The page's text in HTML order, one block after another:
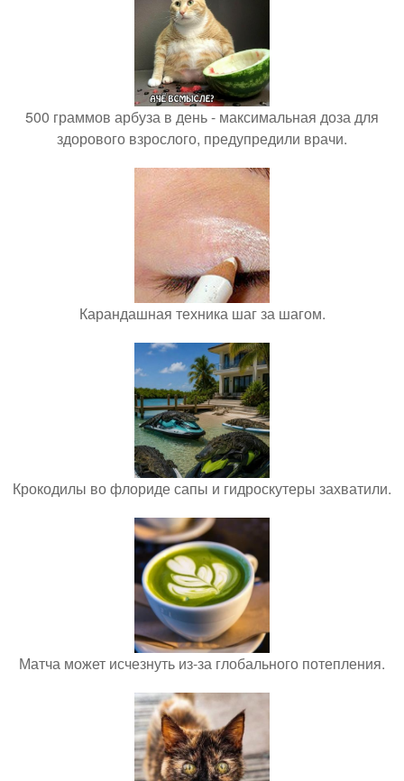
500 граммов арбуза в день - максимальная доза для
здорового взрослого, предупредили врачи.
Карандашная техника шаг за шагом.
Крокодилы во флориде сапы и гидроскутеры захватили.
Матча может исчезнуть из-за глобального потепления.